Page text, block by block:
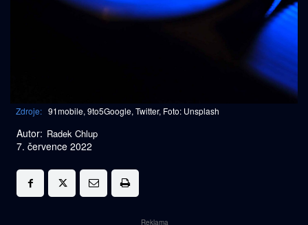
Zdroje: 91mobile, 9to5Google, Twitter, Foto: Unsplash
Autor: Radek Chlup
7. července 2022
Reklama